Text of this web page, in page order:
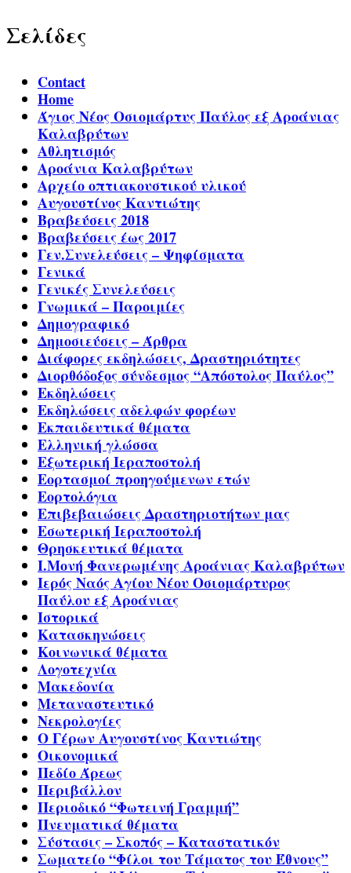
Σελίδες
Contact
Home
Άγιος Νέος Οσιομάρτυς Παύλος εξ Αροάνιας
Καλαβρύτων
Αθλητισμός
Αροάνια Καλαβρύτων
Αρχείο οπτιακουστικού υλικού
Αυγουστίνος Καντιώτης
Βραβεύσεις 2018
Βραβεύσεις έως 2017
Γεν.Συνελεύσεις – Ψηφίσματα
Γενικά
Γενικές Συνελεύσεις
Γνωμικά – Παροιμίες
Δημογραφικό
Δημοσιεύσεις – Άρθρα
Διάφορες εκδηλώσεις, Δραστηριότητες
Διορθόδοξος σύνδεσμος “Απόστολος Παύλος”
Εκδηλώσεις
Εκδηλώσεις αδελφών φορέων
Εκπαιδευτικά θέματα
Ελληνική γλώσσα
Εξωτερική Ιεραποστολή
Εορτασμοί προηγούμενων ετών
Εορτολόγια
Επιβεβαιώσεις Δραστηριοτήτων μας
Εσωτερική Ιεραποστολή
Θρησκευτικά θέματα
Ι.Μονή Φανερωμένης Αροάνιας Καλαβρύτων
Ιερός Ναός Αγίου Νέου Οσιομάρτυρος
Παύλου εξ Αροάνιας
Ιστορικά
Κατασκηνώσεις
Κοινωνικά θέματα
Λογοτεχνία
Μακεδονία
Μεταναστευτικό
Νεκρολογίες
Ο Γέρων Αυγουστίνος Καντιώτης
Οικονομικά
Πεδίο Άρεως
Περιβάλλον
Περιοδικό “Φωτεινή Γραμμή”
Πνευματικά θέματα
Σύστασις – Σκοπός – Καταστατικόν
Σωματείο “Φίλοι του Τάματος του Έθνους”